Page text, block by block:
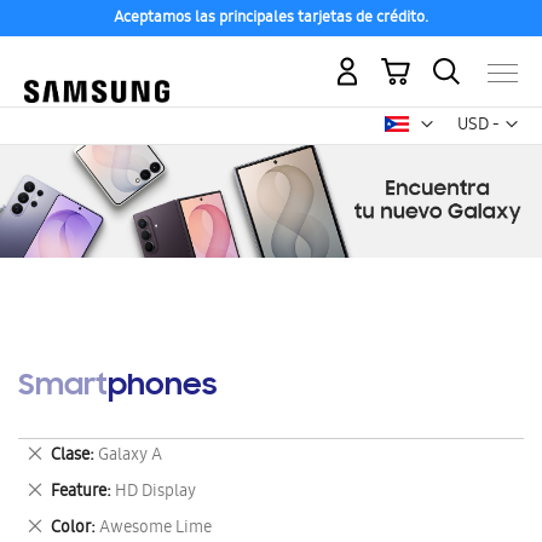
Aceptamos las principales tarjetas de crédito.
USD -
dólar
Mi carrito
Smartphones
Clase Galaxy A
Eliminar
este
artículo
Feature HD Display
Eliminar
este
Color Awesome Lime
Eliminar